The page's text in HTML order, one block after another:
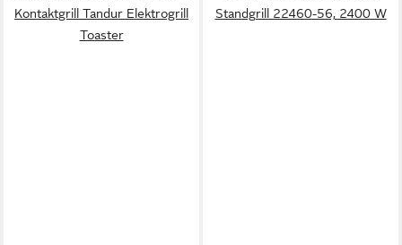
Kontaktgrill Tandur Elektrogrill
Toaster
Standgrill 22460-56, 2400 W